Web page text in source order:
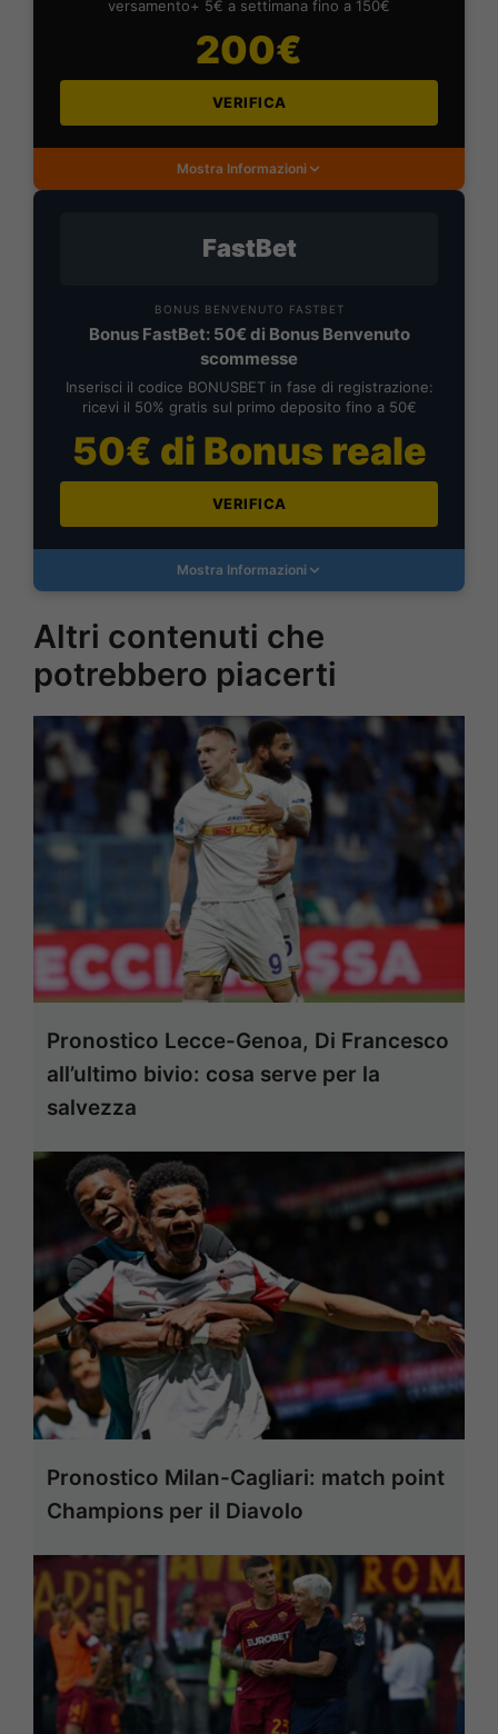
versamento+ 5€ a settimana fino a 150€
200€
VERIFICA
Mostra Informazioni
FastBet
BONUS BENVENUTO FASTBET
Bonus FastBet: 50€ di Bonus Benvenuto
scommesse
Inserisci il codice BONUSBET in fase di registrazione:
ricevi il 50% gratis sul primo deposito fino a 50€
50€ di Bonus reale
VERIFICA
Mostra Informazioni
Altri contenuti che
potrebbero piacerti
Pronostico Lecce-Genoa, Di Francesco
all’ultimo bivio: cosa serve per la
salvezza
Pronostico Milan-Cagliari: match point
Champions per il Diavolo